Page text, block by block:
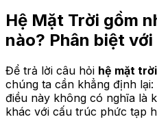
Hệ Mặt Trời gồm
nào? Phân biệt
Để trả lời câu hỏi hệ mặt
chúng ta cần khẳng định lại:
điều này không có nghĩa là
khác với cấu trúc phức tạp